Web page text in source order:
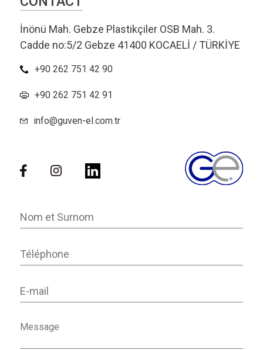
İnönü Mah. Gebze Plastikçiler OSB Mah. 3.
Cadde no:5/2 Gebze 41400 KOCAELİ / TÜRKİYE
+90 262 751 42 90
+90 262 751 42 91
info@guven-el.com.tr